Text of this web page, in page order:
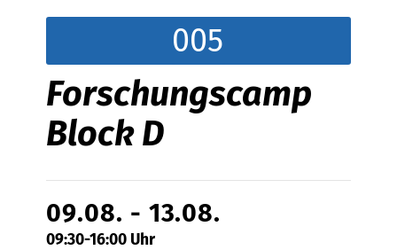
005
Forschungscamp
Block D
09.08. - 13.08.
09:30-16:00 Uhr